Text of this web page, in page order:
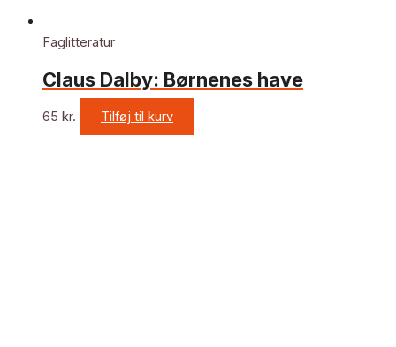
Faglitteratur
Claus Dalby: Børnenes have
65 kr. Tilføj til kurv